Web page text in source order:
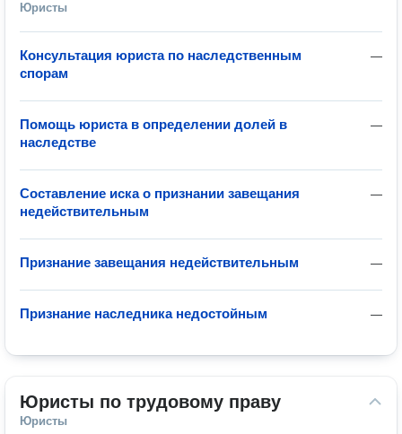
Юристы
—
Консультация юриста по наследственным
спорам
—
Помощь юриста в определении долей в
наследстве
—
Составление иска о признании завещания
недействительным
—
Признание завещания недействительным
—
Признание наследника недостойным
Юристы по трудовому праву
Юристы